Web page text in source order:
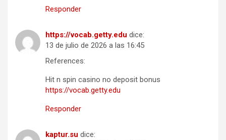
Responder
https://vocab.getty.edu dice:
13 de julio de 2026 a las 16:45
References:
Hit n spin casino no deposit bonus
https://vocab.getty.edu
Responder
kaptur.su dice: